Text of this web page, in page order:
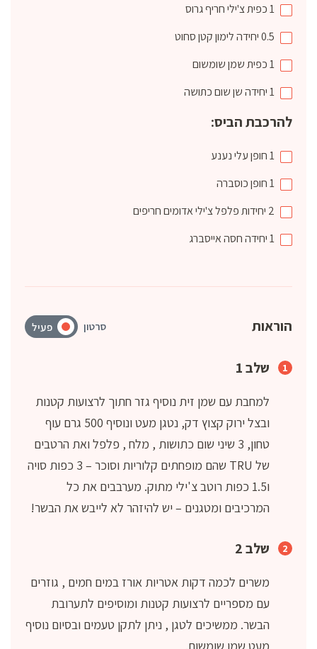
1כפיתצ'ילי חריף גרוס
0.5יחידהלימון קטן סחוט
1כפיתשמן שומשום
1יחידהשן שום כתושה
להרכבת הביס:
1חופןעלי נענע
1חופןכוסברה
2 יחידותפלפל צ'ילי אדומים חריפים
1יחידהחסה אייסברג
הוראות סרטון פעיל
שלב 1
למחבת עם שמן זית נוסיף גזר חתוך לרצועות קטנות
ובצל ירוק קצוץ דק, נטגן מעט ונוסיף 500 גרם עוף
טחון, 3 שיני שום כתושות , מלח , פלפל ואת הרטבים
של TRU שהם מופחתים קלוריות וסוכר – 3 כפות סויה
ו1.5 כפות רוטב צ'ילי מתוק. מערבבים את כל
המרכיבים ומטגנים – יש להיזהר לא לייבש את הבשר!
שלב 2
משרים לכמה דקות אטריות אורז במים חמים , גוזרים
עם מספריים לרצועות קטנות ומוסיפים לתערובת
הבשר. ממשיכים לטגן , ניתן לתקן טעמים ובסיום נוסיף
מעט שמן שומשום.